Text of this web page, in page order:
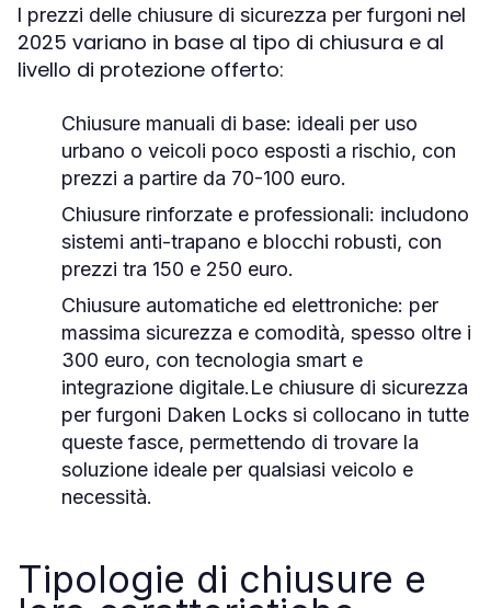
I prezzi delle chiusure di sicurezza per furgoni nel
2025 variano in base al tipo di chiusura e al
livello di protezione offerto:
Chiusure manuali di base: ideali per uso
urbano o veicoli poco esposti a rischio, con
prezzi a partire da 70-100 euro.
Chiusure rinforzate e professionali: includono
sistemi anti-trapano e blocchi robusti, con
prezzi tra 150 e 250 euro.
Chiusure automatiche ed elettroniche: per
massima sicurezza e comodità, spesso oltre i
300 euro, con tecnologia smart e
integrazione digitale.Le chiusure di sicurezza
per furgoni Daken Locks si collocano in tutte
queste fasce, permettendo di trovare la
soluzione ideale per qualsiasi veicolo e
necessità.
Tipologie di chiusure e